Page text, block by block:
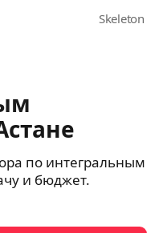
по интегральным
и бюджет.